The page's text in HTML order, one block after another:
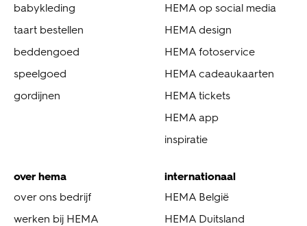
babykleding
taart bestellen
beddengoed
speelgoed
gordijnen
HEMA op social media
HEMA design
HEMA fotoservice
HEMA cadeaukaarten
HEMA tickets
HEMA app
inspiratie
over hema
over ons bedrijf
werken bij HEMA
internationaal
HEMA België
HEMA Duitsland